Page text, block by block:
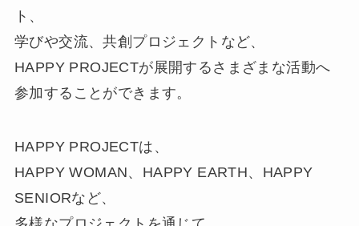
ト、
学びや交流、共創プロジェクトなど、
HAPPY PROJECTが展開するさまざまな活動へ
参加することができます。
HAPPY PROJECTは、
HAPPY WOMAN、HAPPY EARTH、HAPPY
SENIORなど、